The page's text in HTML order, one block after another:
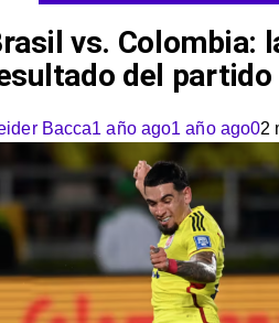
vs. Colombia:
del
Bacca1 año ago1 año ago02